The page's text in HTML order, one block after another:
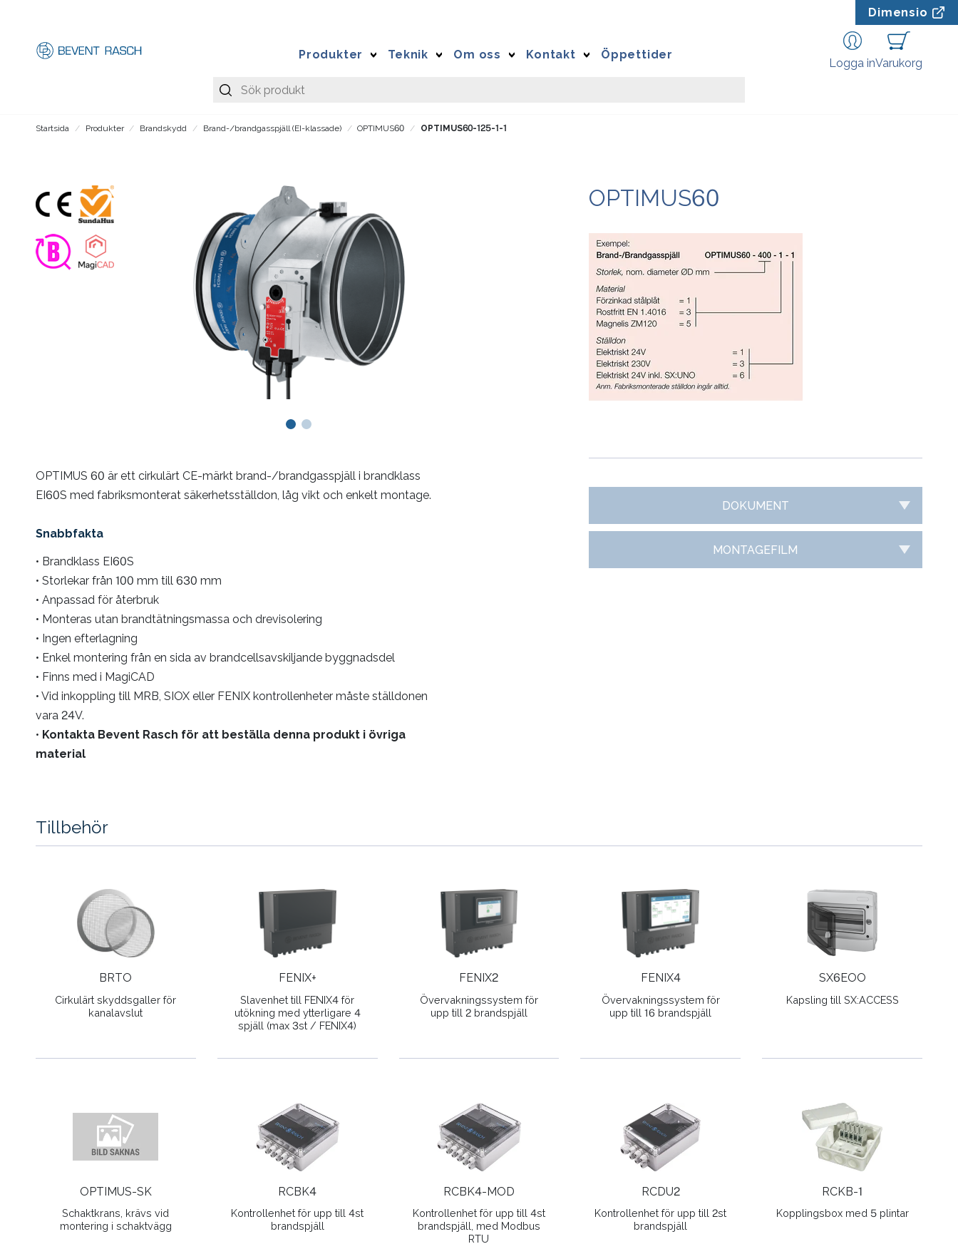
Dimensio
Logga inVarukorg
Produkter Teknik Om oss Kontakt Öppettider
Startsida Produkter Brandskydd Brand-/brandgasspjäll (EI-klassade) OPTIMUS60 OPTIMUS60-125-1-1
OPTIMUS60
OPTIMUS 60 är ett cirkulärt CE-märkt brand-/brandgasspjäll i brandklass
EI60S med fabriksmonterat säkerhetsställdon, låg vikt och enkelt montage.
Snabbfakta
• Brandklass EI60S
• Storlekar från 100 mm till 630 mm
• Anpassad för återbruk
• Monteras utan brandtätningsmassa och drevisolering
• Ingen efterlagning
• Enkel montering från en sida av brandcellsavskiljande byggnadsdel
• Finns med i MagiCAD
• Vid inkoppling till MRB, SIOX eller FENIX kontrollenheter måste ställdonen
vara 24V.
• Kontakta Bevent Rasch för att beställa denna produkt i övriga
material
DOKUMENT
MONTAGEFILM
Tillbehör
BRTO
Cirkulärt skyddsgaller för
kanalavslut
FENIX+
Slavenhet till FENIX4 för
utökning med ytterligare 4
spjäll (max 3st / FENIX4)
FENIX2
Övervakningssystem för
upp till 2 brandspjäll
FENIX4
Övervakningssystem för
upp till 16 brandspjäll
SX6EOO
Kapsling till SX:ACCESS
OPTIMUS-SK
Schaktkrans, krävs vid
montering i schaktvägg
RCBK4
Kontrollenhet för upp till 4st
brandspjäll
RCBK4-MOD
Kontrollenhet för upp till 4st
brandspjäll, med Modbus
RTU
RCDU2
Kontrollenhet för upp till 2st
brandspjäll
RCKB-1
Kopplingsbox med 5 plintar